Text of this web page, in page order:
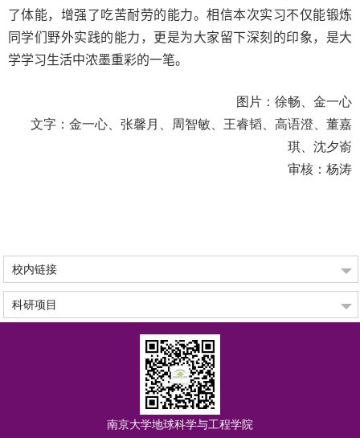
了体能，增强了吃苦耐劳的能力。相信本次实习不仅能锻炼
同学们野外实践的能力，更是为大家留下深刻的印象，是大
学学习生活中浓墨重彩的一笔。
图片：徐畅、金一心
文字：金一心、张馨月、周智敏、王睿韬、高语澄、董嘉
琪、沈夕嵛
审核：杨涛
校内链接
科研项目
南京大学地球科学与工程学院